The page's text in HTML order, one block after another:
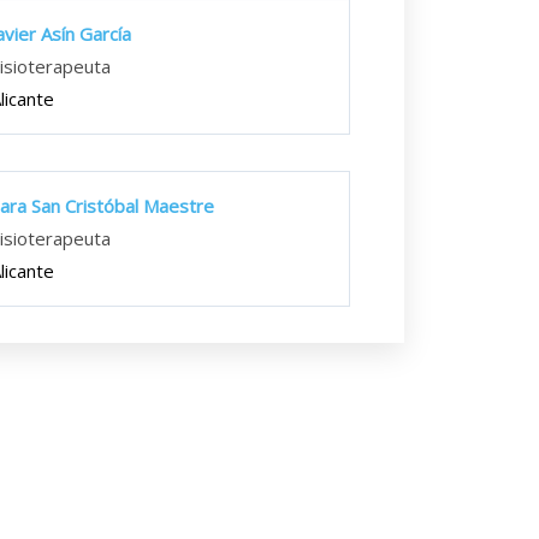
Asín García
San Cristóbal Maestre